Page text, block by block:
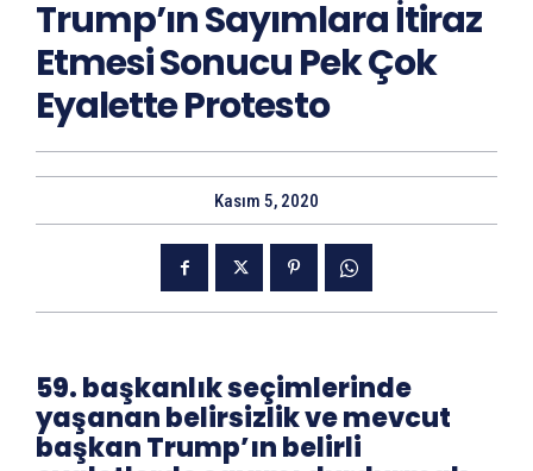
Trump’ın Sayımlara İtiraz
Etmesi Sonucu Pek Çok
Eyalette Protesto
Kasım 5, 2020
59. başkanlık seçimlerinde
yaşanan belirsizlik ve mevcut
başkan Trump’ın belirli